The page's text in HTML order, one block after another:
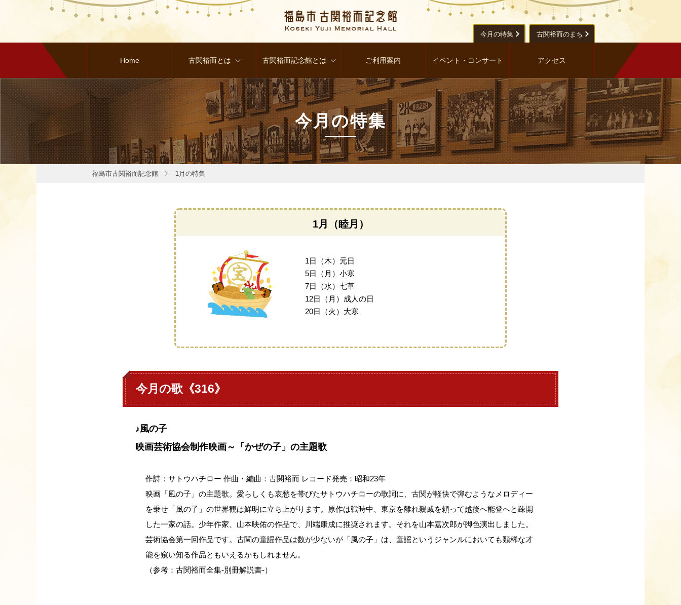
今月の特集 古関裕而のまち
Home 古関裕而とは 古関裕而記念館とは ご利用案内 イベント・コンサート アクセス
今月の特集
福島市古関裕而記念館 1月の特集
1月（睦月）
1日（木）元日
5日（月）小寒
7日（水）七草
12日（月）成人の日
20日（火）大寒
今月の歌《316》
♪風の子
映画芸術協会制作映画～「かぜの子」の主題歌
作詩：サトウハチロー 作曲・編曲：古関裕而 レコード発売：昭和23年
映画「風の子」の主題歌。愛らしくも哀愁を帯びたサトウハチローの歌詞に、古関が軽快で弾むようなメロディー
を乗せ「風の子」の世界観は鮮明に立ち上がります。原作は戦時中、東京を離れ親戚を頼って越後へ能登へと疎開
した一家の話。少年作家、山本映佑の作品で、川端康成に推奨されます。それを山本嘉次郎が脚色演出しました。
芸術協会第一回作品です。古関の童謡作品は数が少ないが「風の子」は、童謡というジャンルにおいても類稀な才
能を窺い知る作品ともいえるかもしれません。
（参考：古関裕而全集-別冊解説書-）